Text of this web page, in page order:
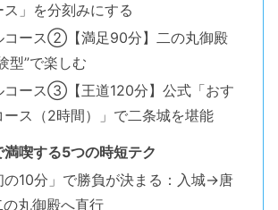
ス」を分刻みにする
コース②【満足90分】二の丸御殿
型”で楽しむ
コース③【王道120分】公式「おす
ース（2時間）」で二条城を堪能
喫する5つの時短テク
の10分」で勝負が決まる：入城→唐
丸御殿へ直行